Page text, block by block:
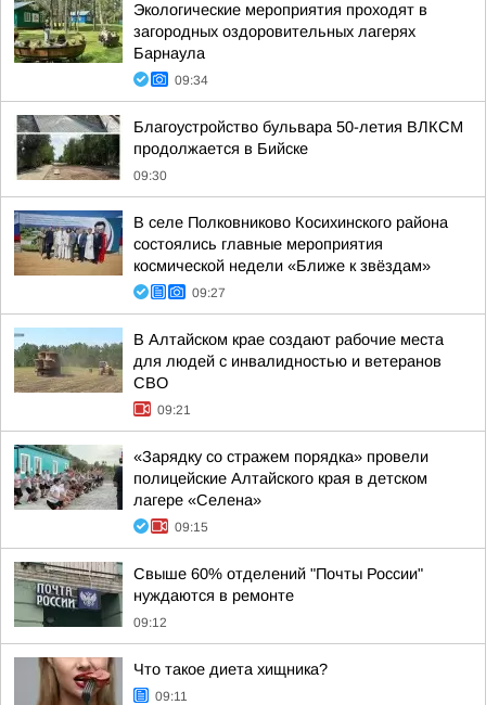
Экологические мероприятия проходят в
загородных оздоровительных лагерях
Барнаула
09:34
Благоустройство бульвара 50-летия ВЛКСМ
продолжается в Бийске
09:30
В селе Полковниково Косихинского района
состоялись главные мероприятия
космической недели «Ближе к звёздам»
09:27
В Алтайском крае создают рабочие места
для людей с инвалидностью и ветеранов
СВО
09:21
«Зарядку со стражем порядка» провели
полицейские Алтайского края в детском
лагере «Селена»
09:15
Свыше 60% отделений "Почты России"
нуждаются в ремонте
09:12
Что такое диета хищника?
09:11